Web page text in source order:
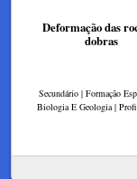
Deformação das
dobras
Secundário | Formação
Biologia E Geologia |